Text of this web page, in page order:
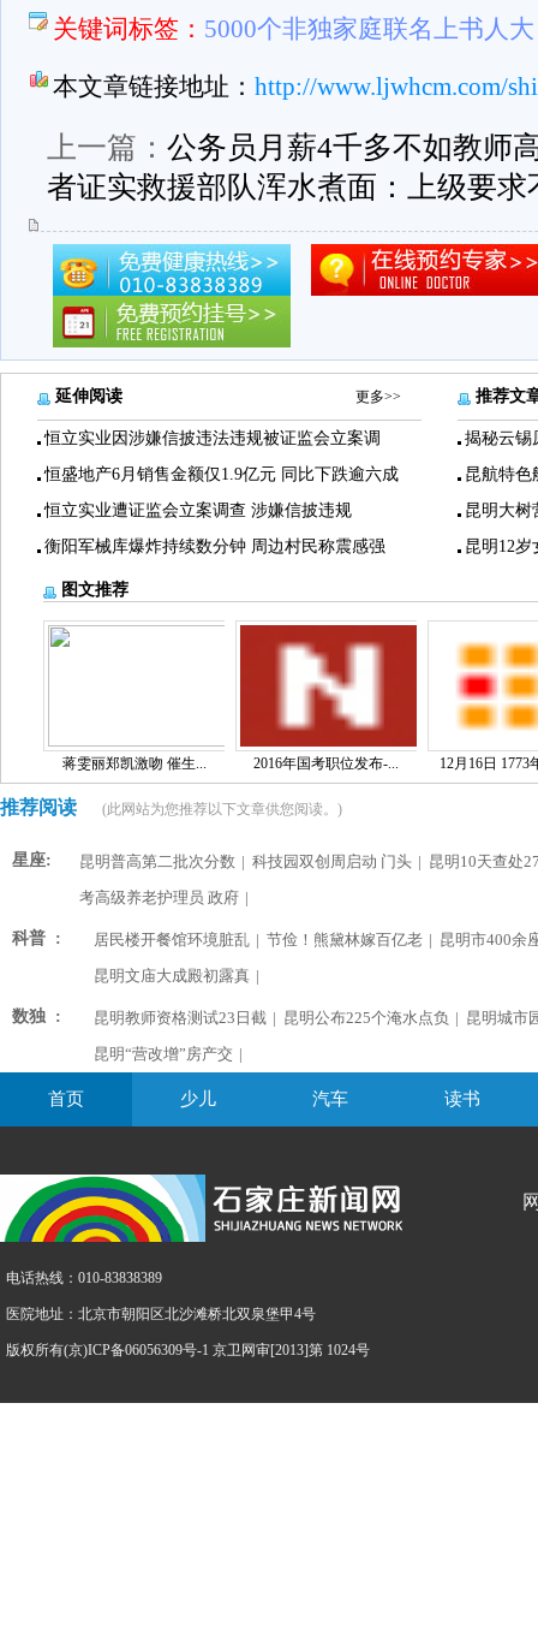
关键词标签： 5000个非独家庭联名上书人
本文章链接地址： http://www.ljwhcm.com/
上一篇： 公务员月薪4千多不如教师
者证实救援部队浑水煮面：上级要求
延伸阅读 更多>>
恒立实业因涉嫌信披违法违规被证监会立案调
恒盛地产6月销售金额仅1.9亿元 同比下跌逾六成
恒立实业遭证监会立案调查 涉嫌信披违规
衡阳军械库爆炸持续数分钟 周边村民称震感强
推荐文
揭秘云锡
昆航特色
昆明大树
昆明12
图文推荐
蒋雯丽郑凯激吻 催生... 2016年国考职位发布-... 12月16日 1773
推荐阅读 (此网站为您推荐以下文章供您阅读。)
星座: 昆明普高第二批次分数 | 科技园双创周启动 门头 | 昆明10天查处
考高级养老护理员 政府 |
科普 : 居民楼开餐馆环境脏乱 | 节俭！熊黛林嫁百亿老 | 昆明市400余
昆明文庙大成殿初露真 |
数独 : 昆明教师资格测试23日截 | 昆明公布225个淹水点负 | 昆明城市
昆明“营改增”房产交 |
首页 少儿 汽车 读书
电话热线：010-83838389
医院地址：北京市朝阳区北沙滩桥北双泉堡甲4号
版权所有(京)ICP备06056309号-1 京卫网审[2013]第 1024号